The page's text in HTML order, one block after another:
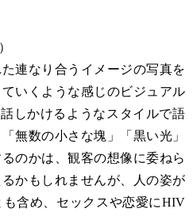
連なり合うイメージの写真を
いくような感じのビジュアル
しかけるようなスタイルで語
無数の小さな塊」「黒い光」
のかは、観客の想像に委ねら
かもしれませんが、人の姿が
含め、セックスや恋愛にHIV